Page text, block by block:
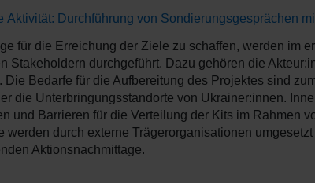
Aktivität: Durchführung von Sondierungsgesprächen
für die Erreichung der Ziele zu schaffen, werden im
Stakeholdern durchgeführt. Dazu gehören die
Die Bedarfe für die Aufbereitung des Projektes sind
die Unterbringungsstandorte von Ukrainer:innen.
und Barrieren für die Verteilung der Kits im Rahmen
werden durch externe Trägerorganisationen
Aktionsnachmittage.